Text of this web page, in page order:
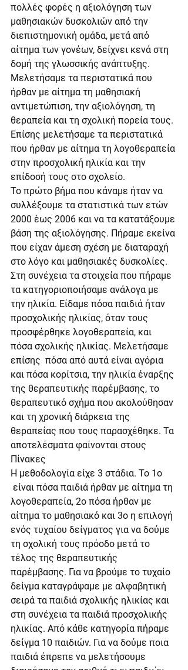
πολλές φορές η αξιολόγηση των
μαθησιακών δυσκολιών από την
διεπιστημονική ομάδα, μετά από
αίτημα των γονέων, δείχνει κενά στη
δομή της γλωσσικής ανάπτυξης.
Μελετήσαμε τα περιστατικά που
ήρθαν με αίτημα τη μαθησιακή
αντιμετώπιση, την αξιολόγηση, τη
θεραπεία και τη σχολική πορεία τους.
Επίσης μελετήσαμε τα περιστατικά
που ήρθαν με αίτημα τη λογοθεραπεία
στην προσχολική ηλικία και την
επίδοσή τους στο σχολείο.
Το πρώτο βήμα που κάναμε ήταν να
συλλέξουμε τα στατιστικά των ετών
2000 έως 2006 και να τα κατατάξουμε
βάση της αξιολόγησης. Πήραμε εκείνα
που είχαν άμεση σχέση με διαταραχή
στο λόγο και μαθησιακές δυσκολίες.
Στη συνέχεια τα στοιχεία που πήραμε
τα κατηγοριοποιήσαμε ανάλογα με
την ηλικία. Είδαμε πόσα παιδιά ήταν
προσχολικής ηλικίας, όταν τους
προσφέρθηκε λογοθεραπεία, και
πόσα σχολικής ηλικίας. Μελετήσαμε
επίσης  πόσα από αυτά είναι αγόρια
και πόσα κορίτσια, την ηλικία έναρξης
της θεραπευτικής παρέμβασης, το
θεραπευτικό σχήμα που ακολούθησαν
και τη χρονική διάρκεια της
θεραπείας που τους παρασχέθηκε. Τα
αποτελέσματα φαίνονται στους
Πίνακες
Η μεθοδολογία είχε 3 στάδια. Το 1ο
είναι πόσα παιδιά ήρθαν με αίτημα τη
λογοθεραπεία, 2ο πόσα ήρθαν με
αίτημα το μαθησιακό και 3ο η επιλογή
ενός τυχαίου δείγματος για να δούμε
τη σχολική τους πρόοδο μετά το
τέλος της θεραπευτικής
παρέμβασης. Για να βρούμε το τυχαίο
δείγμα καταγράψαμε με αλφαβητική
σειρά τα παιδιά σχολικής ηλικίας και
στη συνέχεια τα παιδιά προσχολικής
ηλικίας. Από κάθε κατηγορία πήραμε
δείγμα 10 παιδιών. Για να δούμε ποια
παιδιά έπρεπε να μελετήσουμε